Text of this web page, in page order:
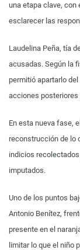
una etapa clave, con
esclarecer las
Laudelina Peña, tía
acusadas. Según la
permitió apartarlo
acciones
En esta nueva fase,
reconstrucción de lo
indicios
imputados.
Uno de los puntos
Antonio Benítez,
presente en el
limitar lo que el niño